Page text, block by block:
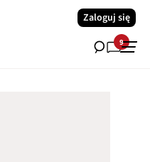
Zaloguj się
9